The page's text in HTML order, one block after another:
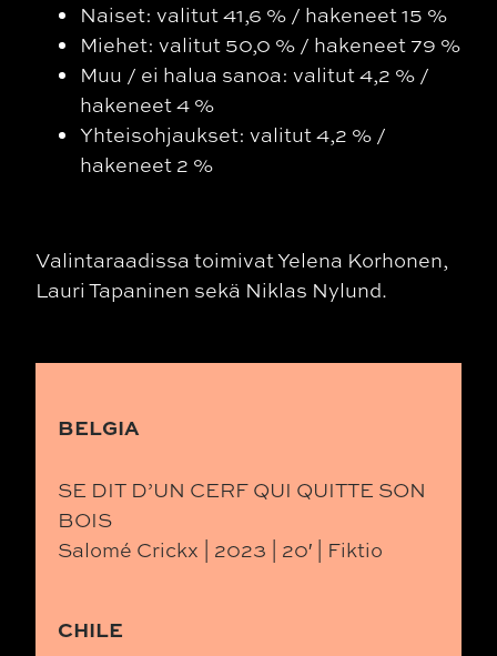
Naiset: valitut 41,6 % / hakeneet 15 %
Miehet: valitut 50,0 % / hakeneet 79 %
Muu / ei halua sanoa: valitut 4,2 % /
hakeneet 4 %
Yhteisohjaukset: valitut 4,2 % /
hakeneet 2 %
Valintaraadissa toimivatYelena Korhonen,
Lauri Tapaninen sekä Niklas Nylund.
BELGIA
SE DIT D’UN CERF QUI QUITTE SON
BOIS
Salomé Crickx | 2023 | 20′ | Fiktio
CHILE